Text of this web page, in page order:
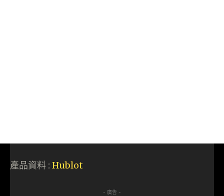
產品資料 : Hublot
- 廣告 -